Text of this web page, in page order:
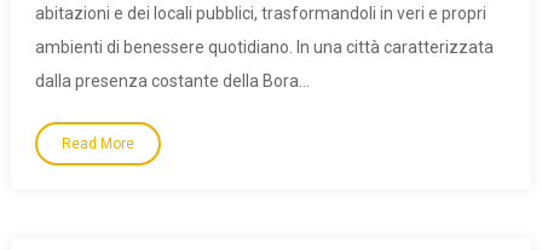
abitazioni e dei locali pubblici, trasformandoli in veri e propri
ambienti di benessere quotidiano. In una città caratterizzata
dalla presenza costante della Bora…
Read More